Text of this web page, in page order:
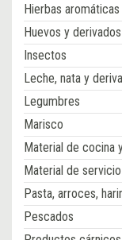
Hierbas aromáticas
Huevos y derivados
Insectos
Leche, nata y
Legumbres
Marisco
Material de cocina
Material de servicio
Pasta, arroces,
Pescados